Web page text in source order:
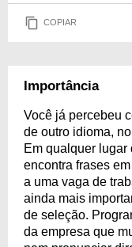
COPIAR
Importância
Você já percebeu
de outro idioma,
Em qualquer lugar
encontra frases
a uma vaga de
ainda mais
de seleção.
da empresa que